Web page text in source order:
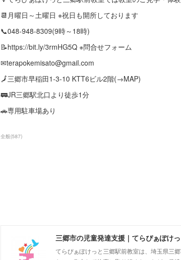
📆月曜日～土曜日 ※祝日も開所しております
📞048-948-8309(9時～18時)
📝https://bit.ly/3rmHG5Q ※問合せフォーム
✉terapokemisato@gmail.com
🗾三郷市早稲田1-3-10 KTT6ビル2階(→MAP)
🚃JR三郷駅北口より徒歩1分
🚗専用駐車場あり
全般(587)
三郷市の児童発達支援｜てらぴぁぽけ
てらぴぁぽけっと三郷駅前教室は、埼玉県三